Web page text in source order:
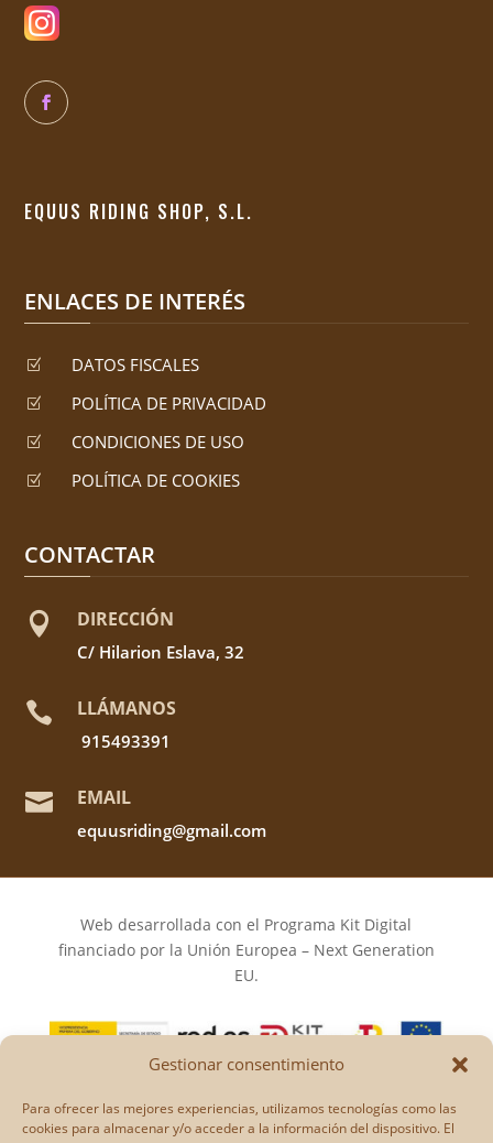
Gestionar consentimiento
Para ofrecer las mejores experiencias, utilizamos tecnologías como las
cookies para almacenar y/o acceder a la información del dispositivo. El
EQUUS RIDING SHOP, S.L.
ENLACES DE INTERÉS
Z DATOS FISCALES
Z POLÍTICA DE PRIVACIDAD
Z CONDICIONES DE USO
Z POLÍTICA DE COOKIES
CONTACTAR
 DIRECCIÓN
C/ Hilarion Eslava, 32
 LLÁMANOS
915493391
 EMAIL
equusriding@gmail.com
Web desarrollada con el Programa Kit Digital
financiado por la Unión Europea – Next Generation
EU.
Los puntos de vista y las opiniones expresadas en la
web son únicamente los del autor o autores y no